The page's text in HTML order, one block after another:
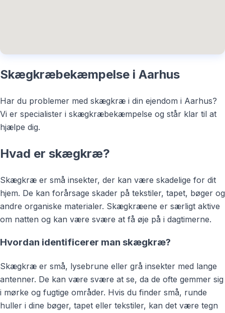
Skægkræbekæmpelse i Aarhus
Har du problemer med skægkræ i din ejendom i Aarhus?
Vi er specialister i skægkræbekæmpelse og står klar til at
hjælpe dig.
Hvad er skægkræ?
Skægkræ er små insekter, der kan være skadelige for dit
hjem. De kan forårsage skader på tekstiler, tapet, bøger og
andre organiske materialer. Skægkræene er særligt aktive
om natten og kan være svære at få øje på i dagtimerne.
Hvordan identificerer man skægkræ?
Skægkræ er små, lysebrune eller grå insekter med lange
antenner. De kan være svære at se, da de ofte gemmer sig
i mørke og fugtige områder. Hvis du finder små, runde
huller i dine bøger, tapet eller tekstiler, kan det være tegn